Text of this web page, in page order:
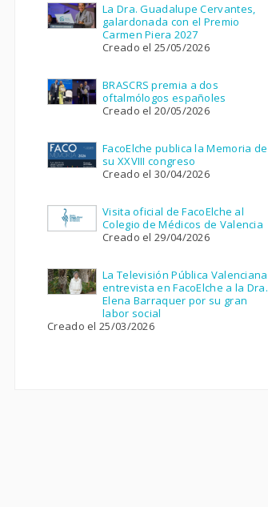
La Dra. Guadalupe Cervantes,
galardonada con el Premio
Carmen Piera 2027
Creado el 25/05/2026
BRASCRS premia a dos
oftalmólogos españoles
Creado el 20/05/2026
FacoElche publica la Memoria de
su XXVIII congreso
Creado el 30/04/2026
Visita oficial de FacoElche al
Colegio de Médicos de Valencia
Creado el 29/04/2026
La Televisión Pública Valenciana
entrevista en FacoElche a la Dra.
Elena Barraquer por su gran
labor social
Creado el 25/03/2026